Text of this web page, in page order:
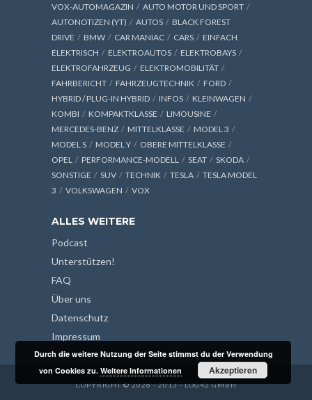
VOX-AUTOMAGAZIN
AUTO MOTOR UND SPORT
AUTONOTIZEN (YT)
AUTOS
BLACK FOREST
DRIVE
BMW CAR MANIAC CARS
EINFACH
ELEKTRISCH
ELEKTROAUTOS
ELEKTROBAYS
ELEKTROFAHRZEUG
ELEKTROMOBILITÄT
FAHRBERICHT
FAHRZEUGTECHNIK
FORD
HYBRID / PLUG-IN HYBRID
INFOS
KLEINWAGEN
KOMBI
KOMPAKTKLASSE
LIMOUSINE
MERCEDES-BENZ
MITTELKLASSE
MODEL 3
MODEL S
MODEL Y
OBERE MITTELKLASSE
OPEL
PERFORMANCE-MODELL SEAT
SKODA
SONSTIGE
SUV TECHNIK TESLA
TESLA MODEL
3
VOLKSWAGEN VOX
ALLES WEITERE
Podcast
Unterstützen!
FAQ
Über uns
Datenschutz
Impressum
COPYRIGHT © 2026 - 2013 - LOG42 GMBH
Durch die weitere Nutzung der Seite stimmst du der Verwendung
von Cookies zu.Weitere Informationen Akzeptieren